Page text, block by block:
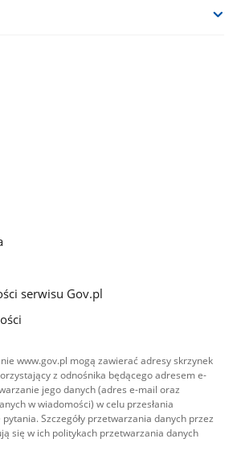
serwisu Gov.pl
www.gov.pl mogą zawierać adresy skrzynek
z odnośnika będącego adresem e-
jego danych (adres e-mail oraz
w wiadomości) w celu przesłania
Szczegóły przetwarzania danych przez
się w ich politykach przetwarzania danych